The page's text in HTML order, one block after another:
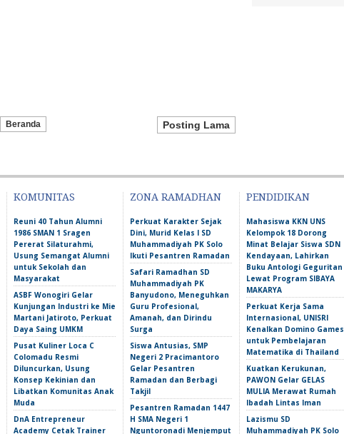
Posting Lama
Beranda
KOMUNITAS
Reuni 40 Tahun Alumni
1986 SMAN 1 Sragen
Pererat Silaturahmi,
Usung Semangat Alumni
untuk Sekolah dan
Masyarakat
ASBF Wonogiri Gelar
Kunjungan Industri ke Mie
Martani Jatiroto, Perkuat
Daya Saing UMKM
Pusat Kuliner Loca C
Colomadu Resmi
Diluncurkan, Usung
Konsep Kekinian dan
Libatkan Komunitas Anak
Muda
DnA Entrepreneur
Academy Cetak Trainer
ZONA RAMADHAN
Perkuat Karakter Sejak
Dini, Murid Kelas I SD
Muhammadiyah PK Solo
Ikuti Pesantren Ramadan
Safari Ramadhan SD
Muhammadiyah PK
Banyudono, Meneguhkan
Guru Profesional,
Amanah, dan Dirindu
Surga
Siswa Antusias, SMP
Negeri 2 Pracimantoro
Gelar Pesantren
Ramadan dan Berbagi
Takjil
Pesantren Ramadan 1447
H SMA Negeri 1
Nguntoronadi Menjemput
PENDIDIKAN
Mahasiswa KKN UNS
Kelompok 18 Dorong
Minat Belajar Siswa SDN
Kendayaan, Lahirkan
Buku Antologi Geguritan
Lewat Program SIBAYA
MAKARYA
Perkuat Kerja Sama
Internasional, UNISRI
Kenalkan Domino Games
untuk Pembelajaran
Matematika di Thailand
Kuatkan Kerukunan,
PAWON Gelar GELAS
MULIA Merawat Rumah
Ibadah Lintas Iman
Lazismu SD
Muhammadiyah PK Solo